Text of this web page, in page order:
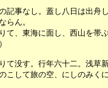
なし。蓋し八日は出舟し
ん。
東海に面し、西山を帯ぶ
て没す。行年六十二。浅草
て旅の空、にしのみく